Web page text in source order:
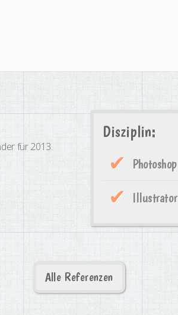
für 2013.
Disziplin:
Photoshop
Illustrator
Alle Referenzen